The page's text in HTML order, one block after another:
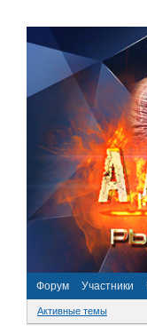
Форум Участники
Активные темы